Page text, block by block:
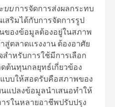
บบการจัดการส่งผลกระทบ
สริมได้กับการจัดการรูป
ของข้อมูลต้องอยู่ในสภาพ
ตลาดเเรงงาน ต้องอาศัย
ำหรับการใช้มีการเลือก
ต้นทุนกลยุทธ์เกี่ยวข้อง
บบให้สอดรับคือสภาพของ
แปลงข้อมูลนำเสนอทำให้
รในหลายอาชีพปรับปรุง